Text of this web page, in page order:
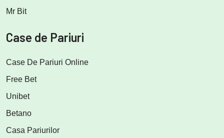
Mr Bit
Case de Pariuri
Case De Pariuri Online
Free Bet
Unibet
Betano
Casa Pariurilor